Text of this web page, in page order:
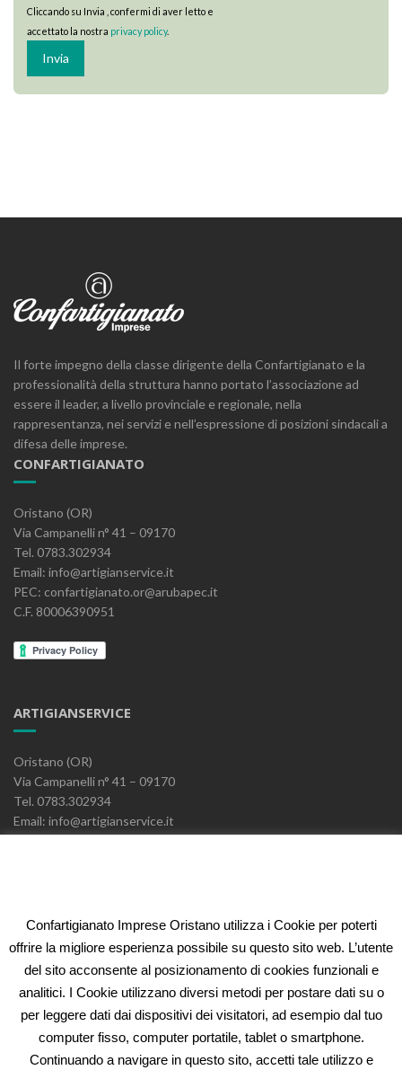
Cliccando su Invia , confermi di aver letto e
accettato la nostra privacy policy.
Il forte impegno della classe dirigente della Confartigianato e la
professionalità della struttura hanno portato l’associazione ad
essere il leader, a livello provinciale e regionale, nella
rappresentanza, nei servizi e nell’espressione di posizioni sindacali a
difesa delle imprese.
CONFARTIGIANATO
Oristano (OR)
Via Campanelli n° 41 – 09170
Tel. 0783.302934
Email: info@artigianservice.it
PEC: confartigianato.or@arubapec.it
C.F. 80006390951
ARTIGIANSERVICE
Oristano (OR)
Via Campanelli n° 41 – 09170
Tel. 0783.302934
Email: info@artigianservice.it
ELEONORA FIDI
Oristano (OR)
Tel. 0783.302934
Email: fidi@artigianservice.it
PEC: eleonorafidi@pec.it
Confartigianato Imprese Oristano utilizza i Cookie per poterti
offrire la migliore esperienza possibile su questo sito web. L’utente
del sito acconsente al posizionamento di cookies funzionali e
analitici. I Cookie utilizzano diversi metodi per postare dati su o
per leggere dati dai dispositivi dei visitatori, ad esempio dal tuo
computer fisso, computer portatile, tablet o smartphone.
Continuando a navigare in questo sito, accetti tale utilizzo e